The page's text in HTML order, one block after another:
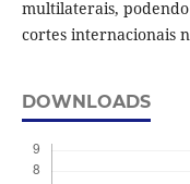
multilaterais,
cortes internacionais
DOWNLOADS